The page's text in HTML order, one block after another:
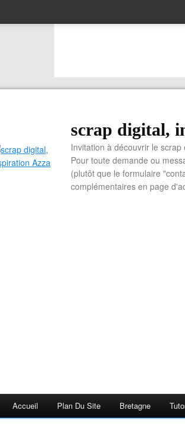
scrap digital,
Invitation à découvrir le
Pour toute demande ou
(plutôt que le formulaire
complémentaires en page
Accueil Plan Du Site Bretagne